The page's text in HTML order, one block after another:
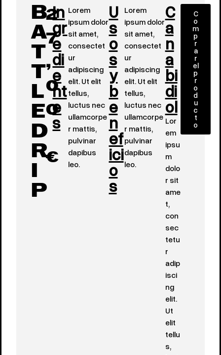
B
A
T
T
L
E
D
R
I
P
2
7
,
0
0
€
In
gr
e
di
e
nt
e
s
Lorem
ipsum dolor
sit amet,
consectet
ur
adipiscing
elit. Ut elit
tellus,
luctus nec
ullamcorpe
r mattis,
pulvinar
dapibus
leo.
U
s
o
s
y
b
e
n
ef
ici
o
s
Lorem
ipsum dolor
sit amet,
consectet
ur
adipiscing
elit. Ut elit
tellus,
luctus nec
ullamcorpe
r mattis,
pulvinar
dapibus
leo.
C
a
n
a
bi
di
ol
Lor
em
ipsu
m
dolo
r sit
ame
t,
con
sec
tetu
r
adip
isci
ng
elit.
Ut
elit
tellu
s,
C
o
m
p
r
a
r
el
p
r
o
d
u
c
t
o